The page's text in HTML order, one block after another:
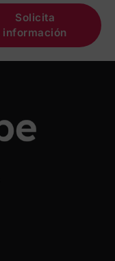
Solicita
información